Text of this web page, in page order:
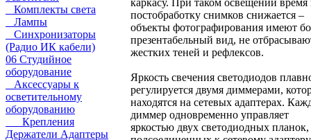
Комплекты света
Лампы
Синхронизаторы
(Радио ИК кабели)
06 Студийное
оборудование
Аксессуары к
осветительному
оборудованию
Крепления
Держатели Адаптеры
постобработку снимков снижается –
объекты фотографирования имеют
презентабельный вид, не
жестких теней и рефлексов.
Яркость свечения светодиодов
регулируется двумя диммерами,
находятся на сетевых адаптерах.
диммер одновременно управляет
яркостью двух светодиодных планок,